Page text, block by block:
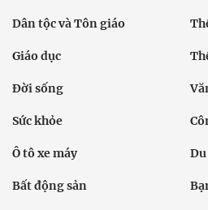
Dân tộc và Tôn giáo
Giáo dục
Đời sống
Sức khỏe
Ô tô xe máy
Bất động sản